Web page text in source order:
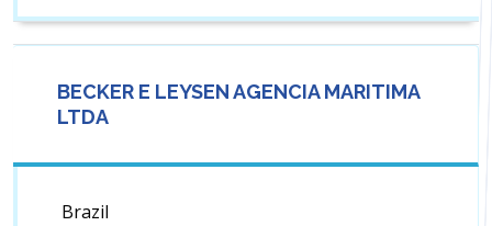
BECKER E LEYSEN AGENCIA MARITIMA
LTDA
Brazil